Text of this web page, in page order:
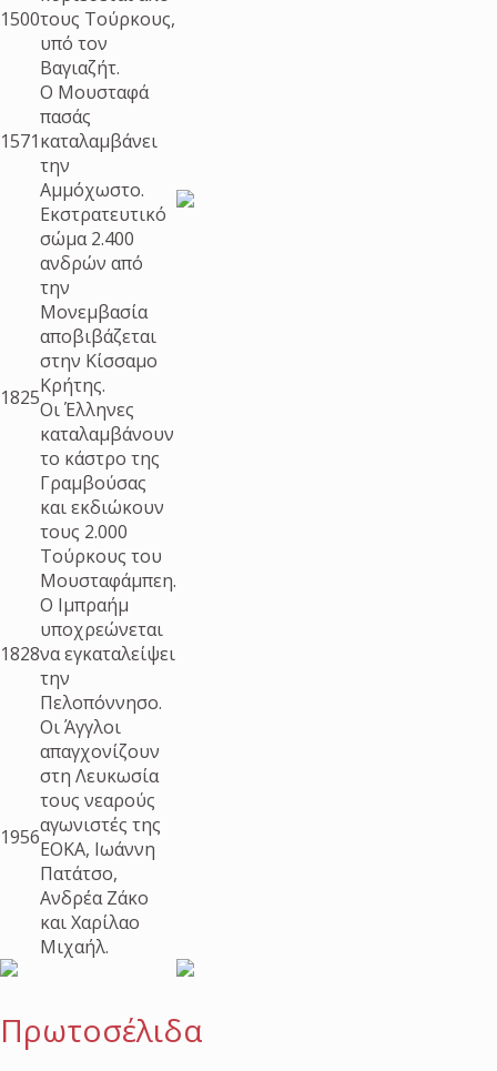
1500τους Τούρκους,
υπό τον
Βαγιαζήτ.
1571
Ο Μουσταφά
πασάς
καταλαμβάνει
την
Αμμόχωστο.
1825
Εκστρατευτικό
σώμα 2.400
ανδρών από
την
Μονεμβασία
αποβιβάζεται
στην Κίσσαμο
Κρήτης.
Οι Έλληνες
καταλαμβάνουν
το κάστρο της
Γραμβούσας
και εκδιώκουν
τους 2.000
Τούρκους του
Μουσταφάμπεη.
1828
Ο Ιμπραήμ
υποχρεώνεται
να εγκαταλείψει
την
Πελοπόννησο.
1956
Οι Άγγλοι
απαγχονίζουν
στη Λευκωσία
τους νεαρούς
αγωνιστές της
ΕΟΚΑ, Ιωάννη
Πατάτσο,
Ανδρέα Ζάκο
και Χαρίλαο
Μιχαήλ.
Πρωτοσέλιδα